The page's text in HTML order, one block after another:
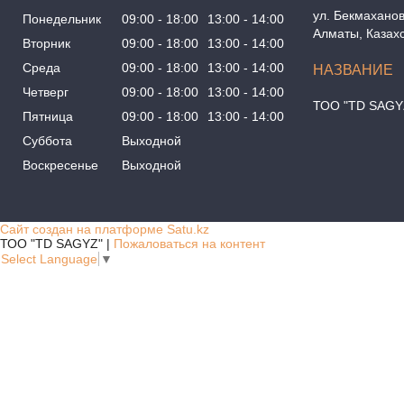
Понедельник 09:00 18:00 13:00
14:00
Вторник
09:00 18:00 13:00
14:00
Среда
09:00 18:00 13:00
14:00
Четверг
09:00 18:00 13:00
14:00
Пятница
09:00 18:00 13:00
14:00
Суббота
Выходной
Воскресенье
Выходной
ул.
Алматы,
ТОО "TD
Сайт создан на платформе Satu.kz
ТОО "TD SAGYZ" | Пожаловаться на контент
Select Language ▼